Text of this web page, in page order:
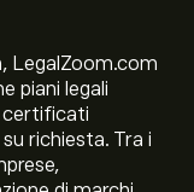
LegalZoom.com
piani legali
certificati
richiesta. Tra i